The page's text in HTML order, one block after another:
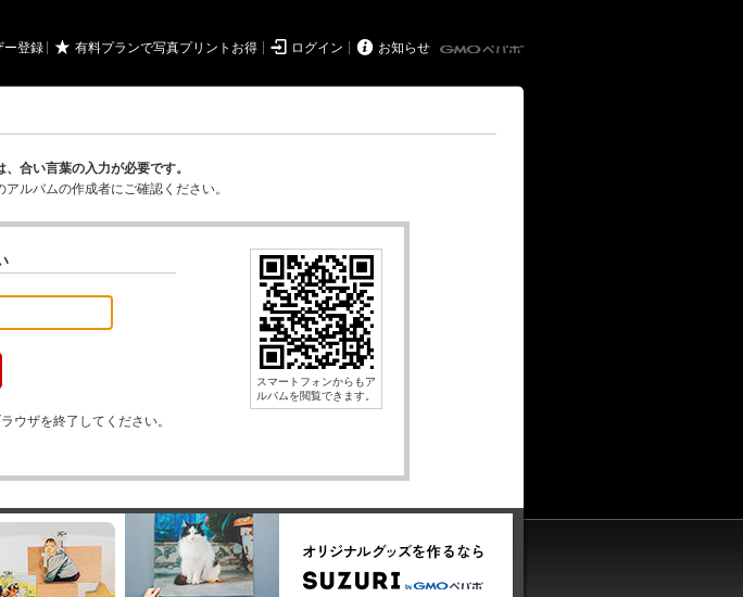
ー登録 ★ 有料プランで写真プリントお得  ログイン  お知らせ
合い言葉の入力が必要です。
ルバムの作成者にご確認ください。
ウザを終了してください。
スマートフォンからもア
ルバムを閲覧できます。